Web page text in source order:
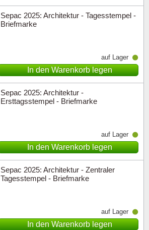
Sepac 2025: Architektur - Tagesstempel -
Briefmarke
auf Lager
In den Warenkorb legen
Sepac 2025: Architektur -
Ersttagsstempel - Briefmarke
auf Lager
In den Warenkorb legen
Sepac 2025: Architektur - Zentraler
Tagesstempel - Briefmarke
auf Lager
In den Warenkorb legen